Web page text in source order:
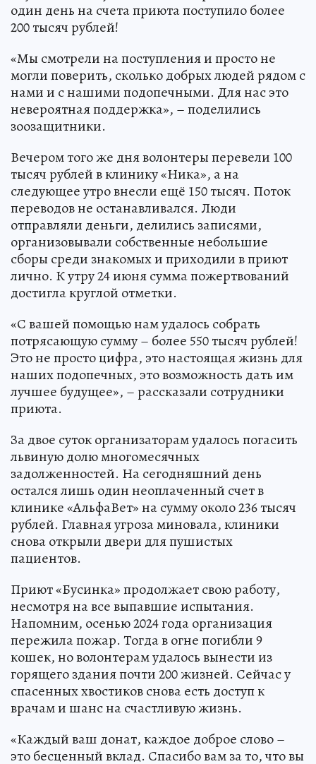
один день на счета приюта поступило более
200 тысяч рублей!
«Мы смотрели на поступления и просто не
могли поверить, сколько добрых людей рядом с
нами и с нашими подопечными. Для нас это
невероятная поддержка», – поделились
зоозащитники.
Вечером того же дня волонтеры перевели 100
тысяч рублей в клинику «Ника», а на
следующее утро внесли ещё 150 тысяч. Поток
переводов не останавливался. Люди
отправляли деньги, делились записями,
организовывали собственные небольшие
сборы среди знакомых и приходили в приют
лично. К утру 24 июня сумма пожертвований
достигла круглой отметки.
«С вашей помощью нам удалось собрать
потрясающую сумму – более 550 тысяч рублей!
Это не просто цифра, это настоящая жизнь для
наших подопечных, это возможность дать им
лучшее будущее», – рассказали сотрудники
приюта.
За двое суток организаторам удалось погасить
львиную долю многомесячных
задолженностей. На сегодняшний день
остался лишь один неоплаченный счет в
клинике «АльфаВет» на сумму около 236 тысяч
рублей. Главная угроза миновала, клиники
снова открыли двери для пушистых
пациентов.
Приют «Бусинка» продолжает свою работу,
несмотря на все выпавшие испытания.
Напомним, осенью 2024 года организация
пережила пожар. Тогда в огне погибли 9
кошек, но волонтерам удалось вынести из
горящего здания почти 200 жизней. Сейчас у
спасенных хвостиков снова есть доступ к
врачам и шанс на счастливую жизнь.
«Каждый ваш донат, каждое доброе слово –
это бесценный вклад. Спасибо вам за то, что вы